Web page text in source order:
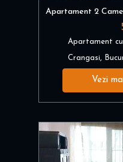
Apartament 2
Apartament
Crangasi,
Vezi